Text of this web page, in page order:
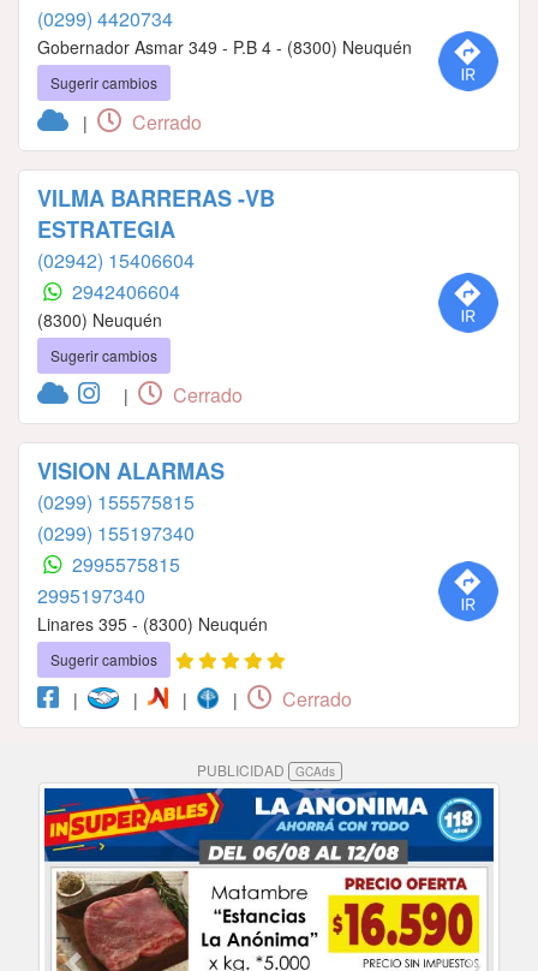
(0299) 4420734
Gobernador Asmar 349 - P.B 4 - (8300) Neuquén
Sugerir cambios
| Cerrado
VILMA BARRERAS -VB
ESTRATEGIA
(02942) 15406604
2942406604
(8300) Neuquén
Sugerir cambios
| Cerrado
VISION ALARMAS
(0299) 155575815
(0299) 155197340
2995575815
2995197340
Linares 395 - (8300) Neuquén
Sugerir cambios
| | | | Cerrado
PUBLICIDAD GCAds